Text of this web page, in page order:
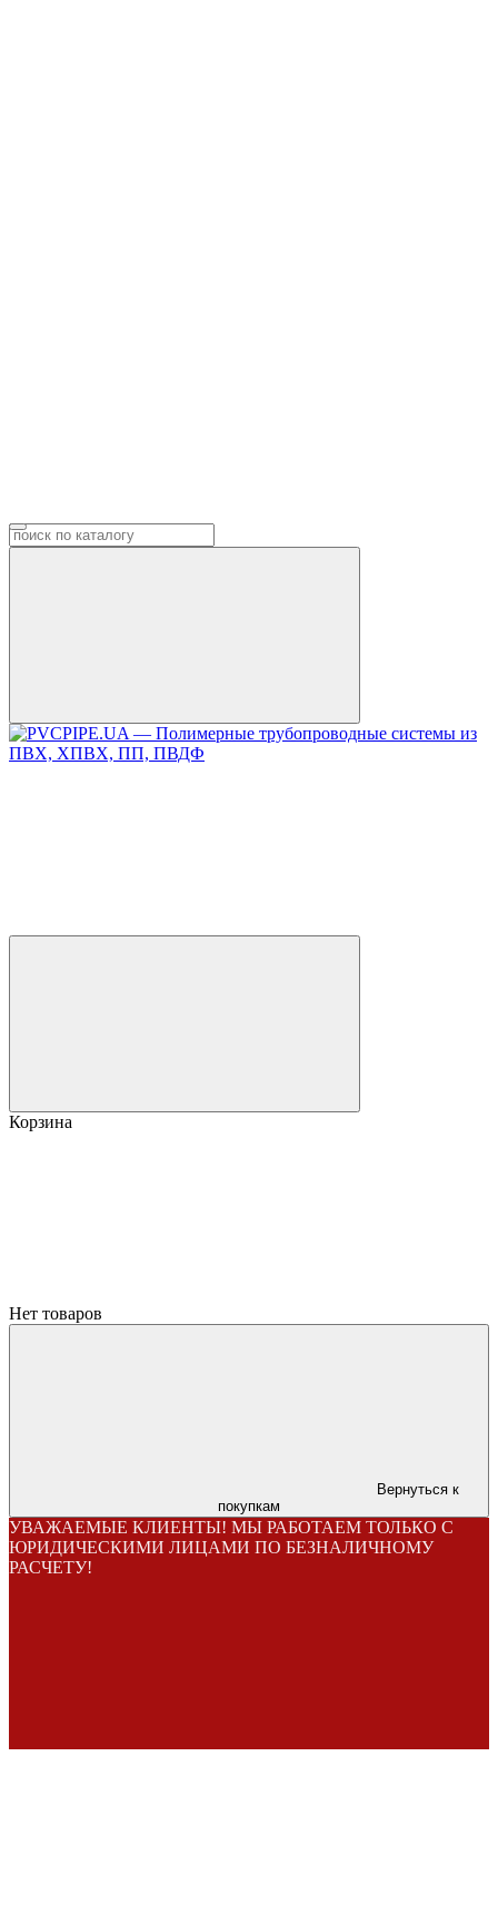
Корзина
Нет товаров
Вернуться к
покупкам
УВАЖАЕМЫЕ КЛИЕНТЫ! МЫ РАБОТАЕМ ТОЛЬКО С
ЮРИДИЧЕСКИМИ ЛИЦАМИ ПО БЕЗНАЛИЧНОМУ
РАСЧЕТУ!